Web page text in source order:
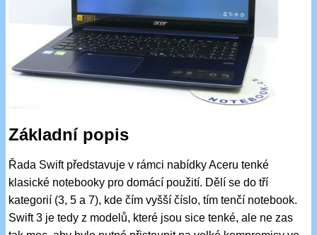
Základní popis
Řada Swift představuje v rámci nabídky Aceru tenké
klasické notebooky pro domácí použití. Dělí se do tří
kategorií (3, 5 a 7), kde čím vyšší číslo, tím tenčí notebook.
Swift 3 je tedy z modelů, které jsou sice tenké, ale ne zas